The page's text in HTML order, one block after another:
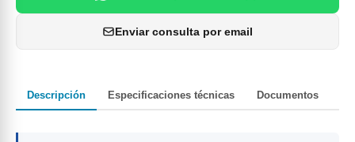
Enviar consulta por email
Descripción Especificaciones técnicas Documentos